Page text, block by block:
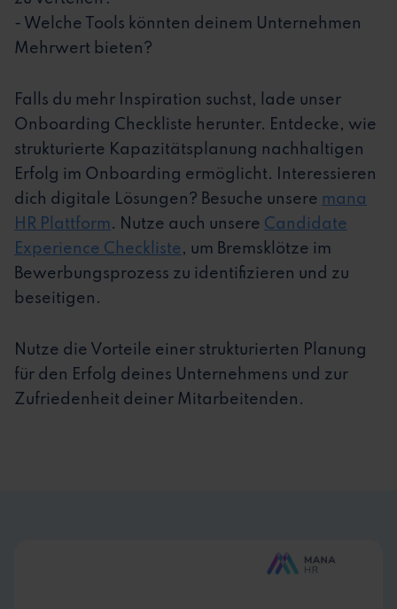
- Welche Tools könnten deinem Unternehmen
Mehrwert bieten?
Falls du mehr Inspiration suchst, lade unser
Onboarding Checkliste herunter. Entdecke, wie
strukturierte Kapazitätsplanung nachhaltigen
Erfolg im Onboarding ermöglicht. Interessieren
dich digitale Lösungen? Besuche unsere mana
HR Plattform. Nutze auch unsere Candidate
Experience Checkliste, um Bremsklötze im
Bewerbungsprozess zu identifizieren und zu
beseitigen.
Nutze die Vorteile einer strukturierten Planung
für den Erfolg deines Unternehmens und zur
Zufriedenheit deiner Mitarbeitenden.